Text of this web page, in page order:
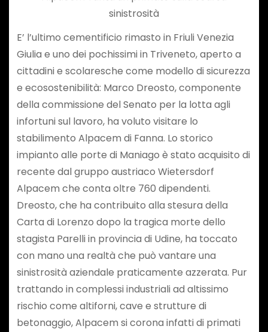
sinistrosità
E’ l’ultimo cementificio rimasto in Friuli Venezia
Giulia e uno dei pochissimi in Triveneto, aperto a
cittadini e scolaresche come modello di sicurezza
e ecosostenibilità: Marco Dreosto, componente
della commissione del Senato per la lotta agli
infortuni sul lavoro, ha voluto visitare lo
stabilimento Alpacem di Fanna. Lo storico
impianto alle porte di Maniago è stato acquisito di
recente dal gruppo austriaco Wietersdorf
Alpacem che conta oltre 760 dipendenti.
Dreosto, che ha contribuito alla stesura della
Carta di Lorenzo dopo la tragica morte dello
stagista Parelli in provincia di Udine, ha toccato
con mano una realtà che può vantare una
sinistrosità aziendale praticamente azzerata. Pur
trattando in complessi industriali ad altissimo
rischio come altiforni, cave e strutture di
betonaggio, Alpacem si corona infatti di primati